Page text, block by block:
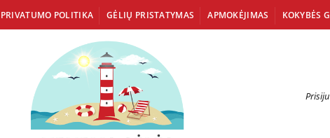
PRIVATUMO POLITIKA GĖLIŲ PRISTATYMAS APMOKĖJIMAS KOKYBĖS